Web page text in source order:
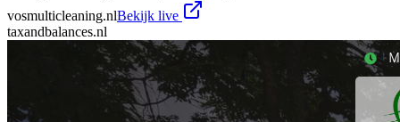
vosmulticleaning.nlBekijk live
taxandbalances.nl